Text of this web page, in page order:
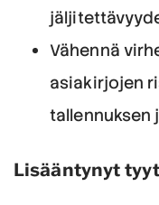
Vähennä
asiakirjojen
tallennuksen
Lisääntynyt